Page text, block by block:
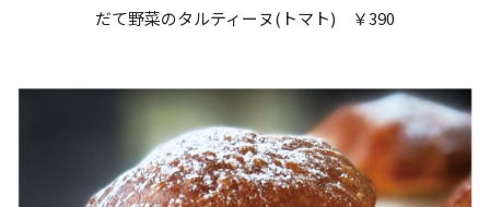
だて野菜のタルティーヌ(トマト) ￥390